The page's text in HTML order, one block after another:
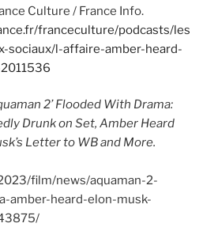
Culture / France Info.
franceculture/podcasts/les
sociaux/l-affaire-amber-heard-
2’ Flooded With Drama:
Drunk on Set, Amber Heard
Letter to WB and More.
film/news/aquaman-2-
amber-heard-elon-musk-